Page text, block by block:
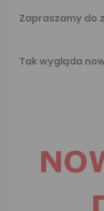
Zapraszamy do
Tak wygląda